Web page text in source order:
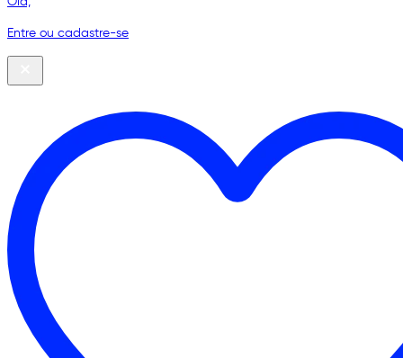
Entre ou cadastre-se